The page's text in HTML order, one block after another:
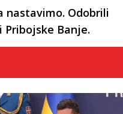
nastavimo. Odobrili
Banje.